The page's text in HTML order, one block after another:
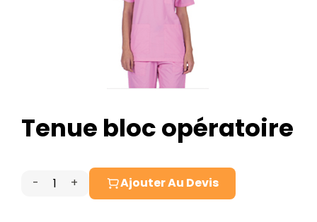
Tenue bloc opératoire
-
quantité
+ Ajouter Au Devis